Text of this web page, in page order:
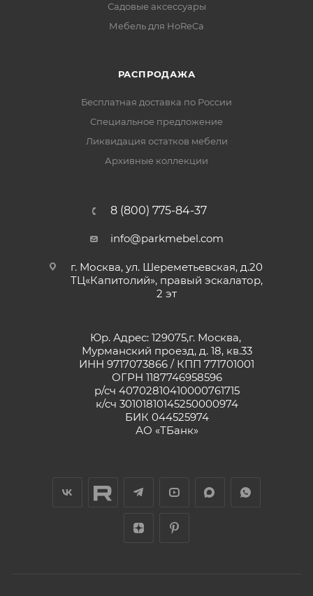
Садовые аксессуары
Мебель для HoReCa
РАСПРОДАЖА
Бесплатная доставка по России
Специальное предложение
Ликвидация остатков мебели
Архивные коллекции
8 (800) 775-84-37
info@parkmebel.com
г. Москва, ул. Шереметьевская, д.20
ТЦ«Капитолий», правый эскалатор,
2 эт
Юр. Адрес: 129075,г. Москва,
Мурманский проезд, д. 18, кв.33
ИНН 9717073866 / КПП 771701001
ОГРН 1187746958596
р/сч 40702810410000761715
к/сч 30101810145250000974
БИК 044525974
АО «ТБанк»